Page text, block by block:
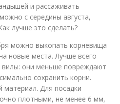
и рассаживать
с середины августа,
лучше это сделать?
можно выкопать корневища
новые места. Лучше всего
вилы: они меньше повреждают
сохранить корни.
материал. Для посадки
плотными, не менее 6 мм,